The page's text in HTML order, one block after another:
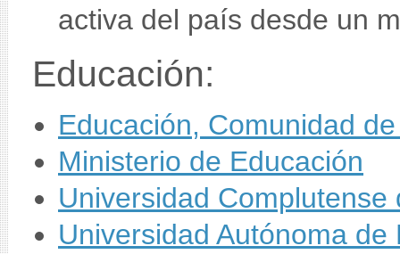
activa del país desde un
Educación:
Educación, Comunidad
Ministerio de Educación
Universidad Complutense
Universidad Autónoma de